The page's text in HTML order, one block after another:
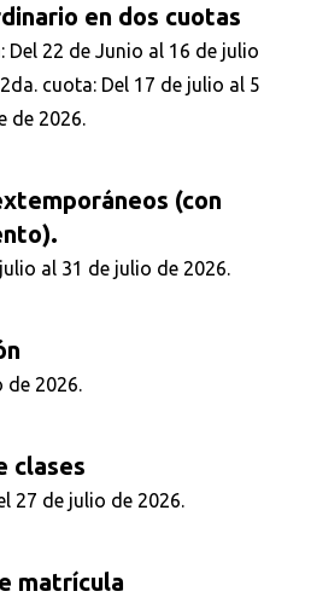
en dos cuotas
Del 22 de Junio al 16 de julio
cuota: Del 17 de julio al 5
de 2026.
(con
al 31 de julio de 2026.
de 2026.
clases
27 de julio de 2026.
matrícula